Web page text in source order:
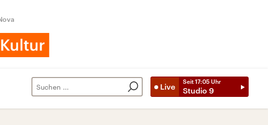
Live
Seit 17:05 Uhr
Studio 9